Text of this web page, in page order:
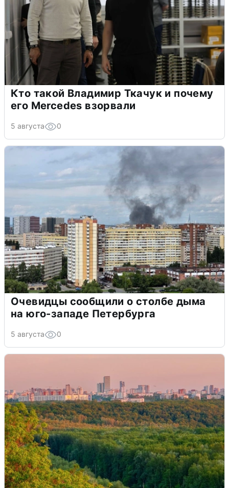
Кто такой Владимир Ткачук и почему
его Mercedes взорвали
5 августа 0
Очевидцы сообщили о столбе дыма
на юго-западе Петербурга
5 августа 0